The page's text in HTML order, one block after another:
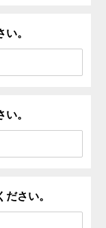
。
。
さい。